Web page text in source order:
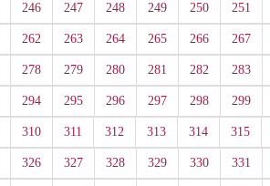
246 247 248 249 250 251
262 263 264 265 266 267
278 279 280 281 282 283
294 295 296 297 298 299
310 311 312 313 314 315
326 327 328 329 330 331